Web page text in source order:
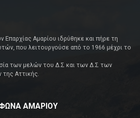
Αμαρίου ιδρύθηκε και πήρε τη
που λειτουργούσε από το 1966 μέχρι το
των μελών του Δ.Σ και των Δ.Σ των
Αττικής.
ΑΜΑΡΙΟΥ